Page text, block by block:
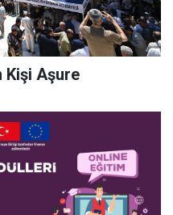
Kişi Aşure